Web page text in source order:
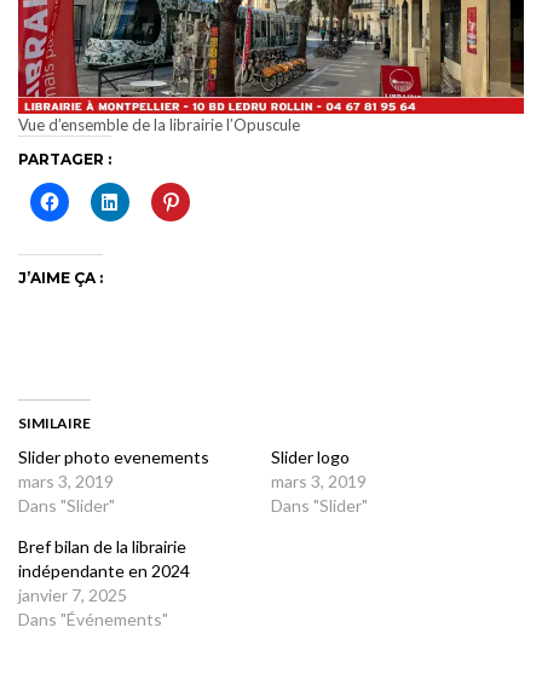
Vue d’ensemble de la librairie l’Opuscule
PARTAGER :
J’AIME ÇA :
SIMILAIRE
Slider photo evenements
mars 3, 2019
Dans "Slider"
Slider logo
mars 3, 2019
Dans "Slider"
Bref bilan de la librairie
indépendante en 2024
janvier 7, 2025
Dans "Événements"